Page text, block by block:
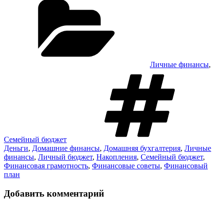
Отправить
Личные финансы,
Семейный бюджет
Деньги, Домашние финансы, Домашняя бухгалтерия, Личные
финансы, Личный бюджет, Накопления, Семейный бюджет,
Финансовая грамотность, Финансовые советы, Финансовый
план
Добавить комментарий